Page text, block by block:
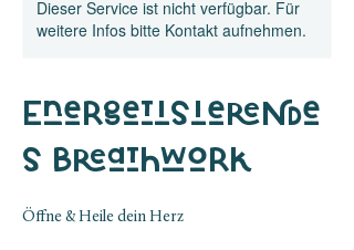
Dieser Service ist nicht verfügbar. Für
weitere Infos bitte Kontakt aufnehmen.
Energetisierende
s Breathwork
Öffne & Heile dein Herz